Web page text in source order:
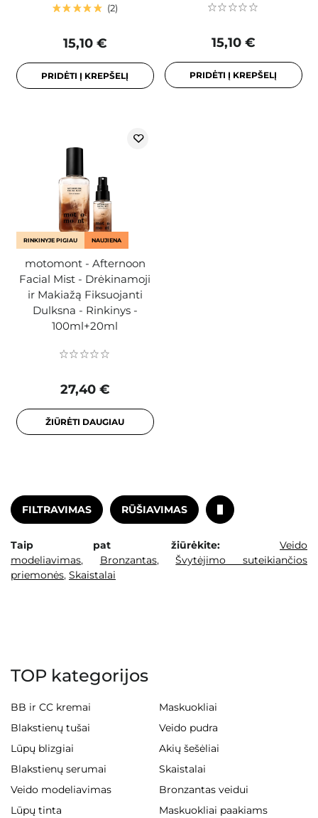
2
15,10 €
PRIDĖTI Į KREPŠELĮ
15,10 €
PRIDĖTI Į KREPŠELĮ
RINKINYJE PIGIAU NAUJIENA
motomont - Afternoon
Facial Mist - Drėkinamoji
ir Makiažą Fiksuojanti
Dulksna - Rinkinys -
100ml+20ml
27,40 €
ŽIŪRĖTI DAUGIAU
FILTRAVIMAS RŪŠIAVIMAS
Taip pat žiūrėkite:
Veido
modeliavimas, Bronzantas,Švytėjimo suteikiančios
priemonės, Skaistalai
TOP kategorijos
BB ir CC kremai
Maskuokliai
Blakstienų tušai
Veido pudra
Lūpų blizgiai
Akių šešėliai
Blakstienų serumai
Skaistalai
Veido modeliavimas
Bronzantas veidui
Lūpų tinta
Maskuokliai paakiams